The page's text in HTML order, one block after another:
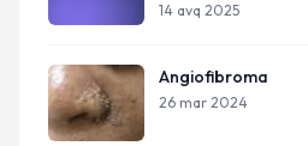
14 avq 2025
Angiofibroma
26 mar 2024